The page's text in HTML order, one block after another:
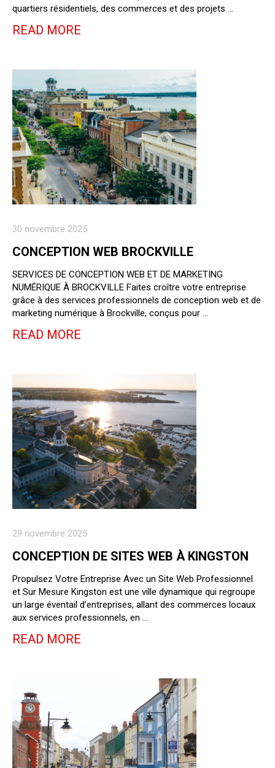
quartiers résidentiels, des commerces et des projets …
READ MORE
30 novembre 2025
CONCEPTION WEB BROCKVILLE
SERVICES DE CONCEPTION WEB ET DE MARKETING
NUMÉRIQUE À BROCKVILLE Faites croître votre entreprise
grâce à des services professionnels de conception web et de
marketing numérique à Brockville, conçus pour …
READ MORE
29 novembre 2025
CONCEPTION DE SITES WEB À KINGSTON
Propulsez Votre Entreprise Avec un Site Web Professionnel
et Sur Mesure Kingston est une ville dynamique qui regroupe
un large éventail d’entreprises, allant des commerces locaux
aux services professionnels, en …
READ MORE